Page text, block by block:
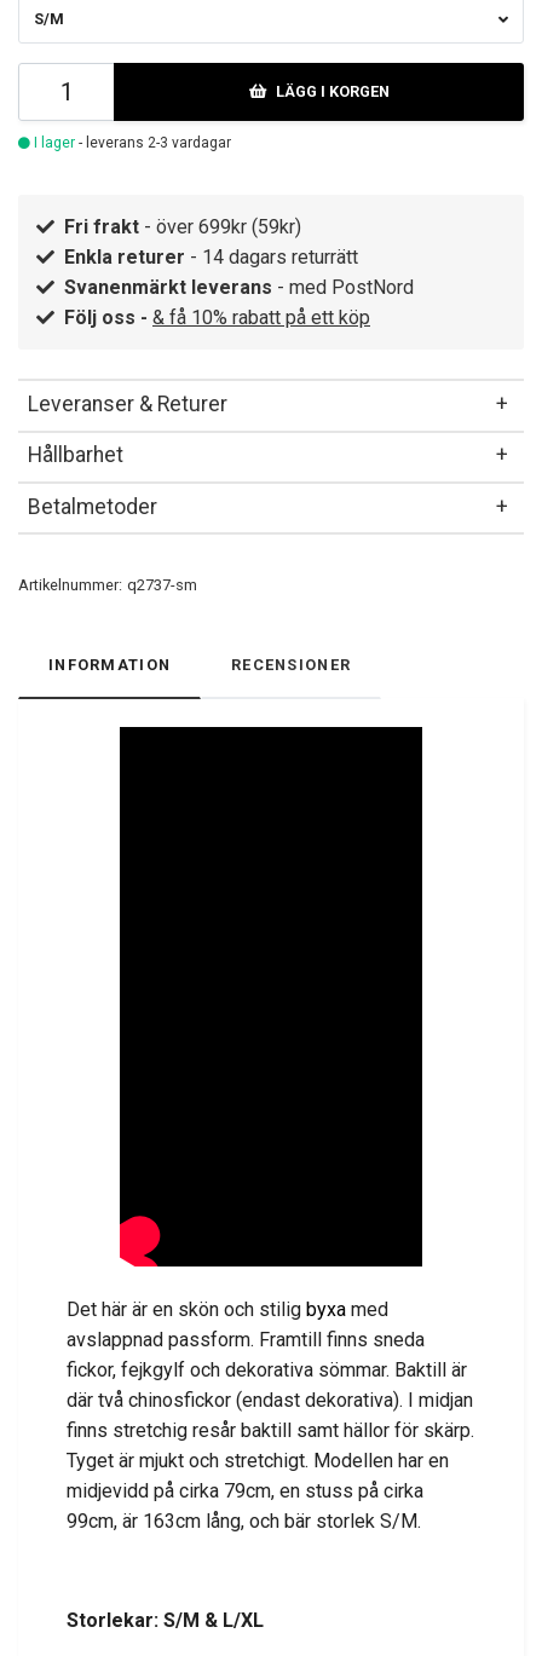
S/M
LÄGG I KORGEN
I lager - leverans 2-3 vardagar
Fri frakt - över 699kr (59kr)
Enkla returer - 14 dagars returrätt
Svanenmärkt leverans - med PostNord
Följ oss - & få 10% rabatt på ett köp
Leveranser & Returer
Hållbarhet
Betalmetoder
Artikelnummer: q2737-sm
INFORMATION RECENSIONER
Det här är en skön och stilig byxa med
avslappnad passform. Framtill finns sneda
fickor, fejkgylf och dekorativa sömmar. Baktill är
där två chinosfickor (endast dekorativa). I midjan
finns stretchig resår baktill samt hällor för skärp.
Tyget är mjukt och stretchigt. Modellen har en
midjevidd på cirka 79cm, en stuss på cirka
99cm, är 163cm lång, och bär storlek S/M.
Storlekar: S/M & L/XL